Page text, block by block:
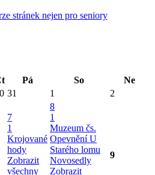
stránek nejen pro seniory
Pá So
Ne
31 1 2
7
1
Krojované
hody
Zobrazit
všechny
8
1
Muzeum čs.
Opevnění U
Starého lomu
Novosedly
Zobrazit
9